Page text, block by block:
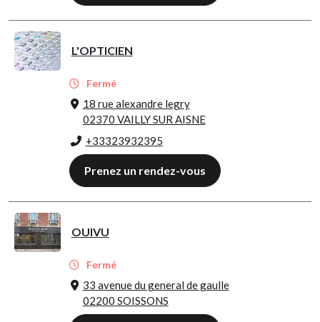
L'OPTICIEN
Fermé
18 rue alexandre legry
02370 VAILLY SUR AISNE
+33323932395
Prenez un rendez-vous
OUIVU
Fermé
33 avenue du general de gaulle
02200 SOISSONS